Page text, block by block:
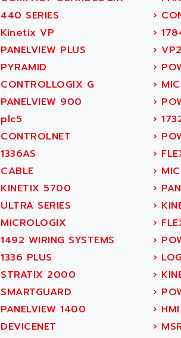
PANEL
OPERATOR PANEL
APRIL 2000
APRIL 7000
SMC50
SMC600
SMC25 et SMC 35
SMC 50 / SMC 600
SMC 600
ABASK
ABB
ABB AS ROBOTIC
ABB REPAIR DEPT
ABB ROBOTICS
ABC VISION
ABD
ABG
ABL
ABL SURSUM
ABLE SYSTEMS
ABLIC
ABOUTBATTERIE
ABRACON
ABS COMPUTERS
ABS SYSTEM
ABSOCODER
ABUS
ABUS ELECTRONIC
440 SERIES ›
Kinetix VP ›
PANELVIEW PLUS ›
PYRAMID ›
CONTROLLOGIX G ›
PANELVIEW 900 ›
plc5 ›
CONTROLNET ›
1336AS ›
CABLE ›
KINETIX 5700 ›
ULTRA SERIES ›
MICROLOGIX ›
1492 WIRING SYSTEMS ›
1336 PLUS ›
STRATIX 2000 ›
SMARTGUARD ›
PANELVIEW 1400 › HMI
DEVICENET ›